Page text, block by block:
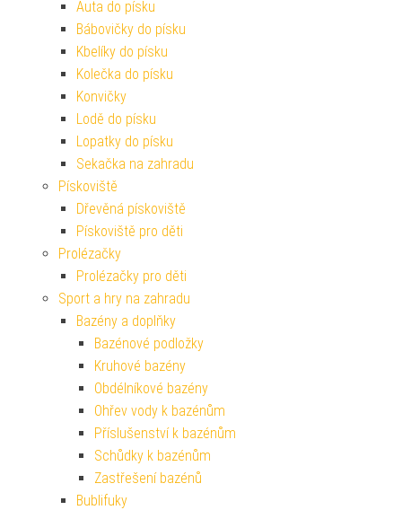
Auta do písku
Bábovičky do písku
Kbelíky do písku
Kolečka do písku
Konvičky
Lodě do písku
Lopatky do písku
Sekačka na zahradu
Pískoviště
Dřevěná pískoviště
Pískoviště pro děti
Prolézačky
Prolézačky pro děti
Sport a hry na zahradu
Bazény a doplňky
Bazénové podložky
Kruhové bazény
Obdélníkové bazény
Ohřev vody k bazénům
Příslušenství k bazénům
Schůdky k bazénům
Zastřešení bazénů
Bublifuky